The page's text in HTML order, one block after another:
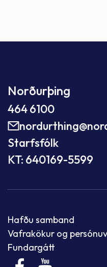
Norðurþing
464 6100
Starfsfólk
KT: 640169-5599
Hafðu samband
Vafrakökur og
Fundargátt